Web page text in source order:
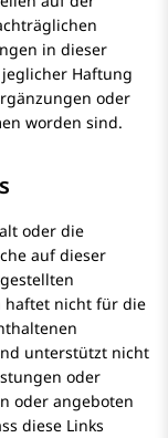
in dieser
Haftung
oder
worden sind.
oder die
auf dieser
haftet nicht für die
unterstützt nicht
oder
oder angeboten
diese Links